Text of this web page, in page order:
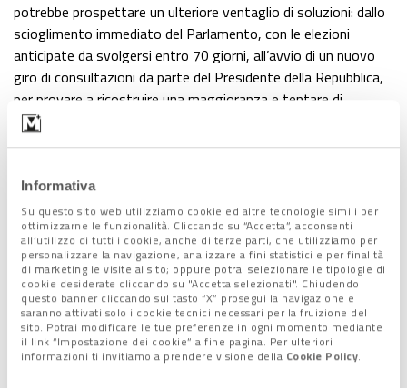
Informativa
Su questo sito web utilizziamo cookie ed altre tecnologie simili per
ottimizzarne le funzionalità. Cliccando su “Accetta”, acconsenti
all’utilizzo di tutti i cookie, anche di terze parti, che utilizziamo per
personalizzare la navigazione, analizzare a fini statistici e per finalità
di marketing le visite al sito; oppure potrai selezionare le tipologie di
cookie desiderate cliccando su "Accetta selezionati". Chiudendo
questo banner cliccando sul tasto “X” prosegui la navigazione e
saranno attivati solo i cookie tecnici necessari per la fruizione del
sito. Potrai modificare le tue preferenze in ogni momento mediante
il link “Impostazione dei cookie” a fine pagina. Per ulteriori
informazioni ti invitiamo a prendere visione della Cookie Policy.
potrebbe prospettare un ulteriore ventaglio di soluzioni: dallo
scioglimento immediato del Parlamento, con le elezioni
anticipate da svolgersi entro 70 giorni, all’avvio di un nuovo
giro di consultazioni da parte del Presidente della Repubblica,
per provare a ricostruire una maggioranza e tentare di
formare un nuovo Governo.
Lascia un commento +
Tag:Draghi,Governo
Condividi l'articolo:
Share on Facebook
Share on Twitter
Share on E-Mail
Share on WhatsApp
Share on Telegram